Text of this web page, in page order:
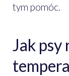
tym pomóc.
Jak psy